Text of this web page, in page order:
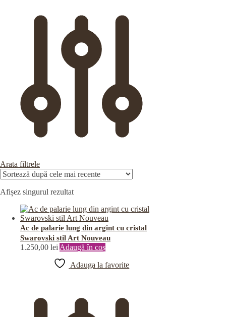
Arata filtrele
Afișez singurul rezultat
Ac de palarie lung din argint cu cristal
Swarovski stil Art Nouveau
1.250,00 lei Adaugă în coș
Adauga la favorite